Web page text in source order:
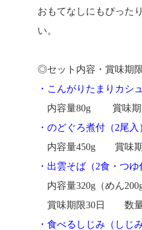
おもてなしにもぴった
い。
◎セット内容・賞味期
・こんがりたまりカシ
内容量80g 賞味
・のどぐろ煮付（2尾
内容量450g 賞味
・出雲そば（2食・つ
内容量320g（めん
賞味期限30日 数量
・食べるしじみ（しじ